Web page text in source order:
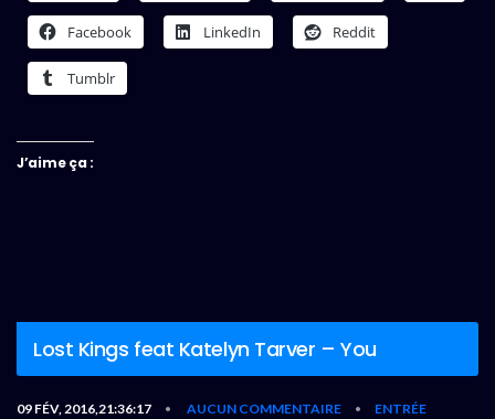
Facebook LinkedIn Reddit
Tumblr
J’aime ça :
Lost Kings feat Katelyn Tarver – You
09 FÉV, 2016,21:36:17 • AUCUN COMMENTAIRE •
ENTRÉE